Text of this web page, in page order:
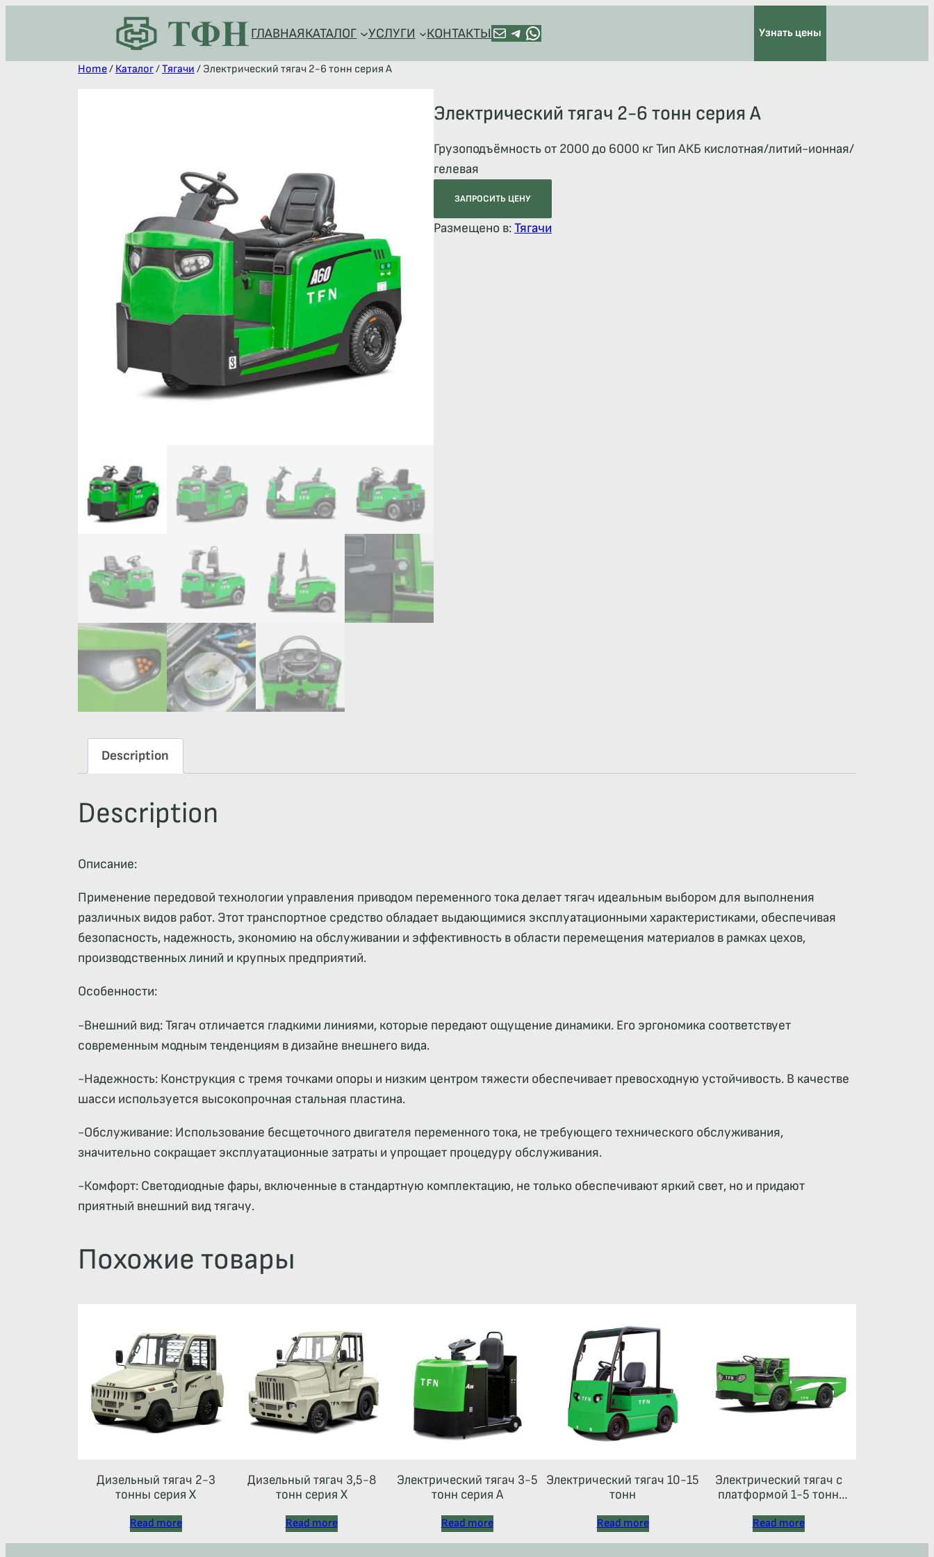
ГЛАВНАЯКАТАЛОГ УСЛУГИ КОНТАКТЫПОЧТА TELEGRAM HTTPS://WA.ME/+79128918544 Узнать цены
Home/ Каталог/Тягачи / Электрический тягач 2-6 тонн серия А
Электрический тягач 2-6 тонн серия А
Грузоподъёмность от 2000 до 6000 кг Тип АКБ кислотная/литий-ионная/
гелевая
ЗАПРОСИТЬ ЦЕНУ
Размещено в:Тягачи
Description
Description
Описание:
Применение передовой технологии управления приводом переменного тока делает тягач идеальным выбором для выполнения
различных видов работ. Этот транспортное средство обладает выдающимися эксплуатационными характеристиками, обеспечивая
безопасность, надежность, экономию на обслуживании и эффективность в области перемещения материалов в рамках цехов,
производственных линий и крупных предприятий.
Особенности:
-Внешний вид: Тягач отличается гладкими линиями, которые передают ощущение динамики. Его эргономика соответствует
современным модным тенденциям в дизайне внешнего вида.
-Надежность: Конструкция с тремя точками опоры и низким центром тяжести обеспечивает превосходную устойчивость. В качестве
шасси используется высокопрочная стальная пластина.
-Обслуживание: Использование бесщеточного двигателя переменного тока, не требующего технического обслуживания,
значительно сокращает эксплуатационные затраты и упрощает процедуру обслуживания.
-Комфорт: Светодиодные фары, включенные в стандартную комплектацию, не только обеспечивают яркий свет, но и придают
приятный внешний вид тягачу.
Похожие товары
Дизельный тягач 2-3
тонны серия Х
Read more
Дизельный тягач 3,5-8
тонн серия Х
Read more
Электрический тягач 3-5
тонн серия А
Read more
Электрический тягач 10-15
тонн
Read more
Электрический тягач с
платформой 1-5 тонн
Read more